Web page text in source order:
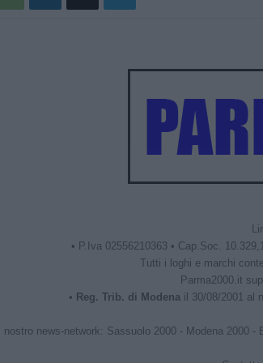
• P.Iva 02556210363 • Cap.Soc.
Tutti i loghi e marchi
Parma2000.it
• Reg. Trib. di Modenail 30/08/2001 al
Il nostro news-network: Sassuolo 2000 - Modena 2000 -